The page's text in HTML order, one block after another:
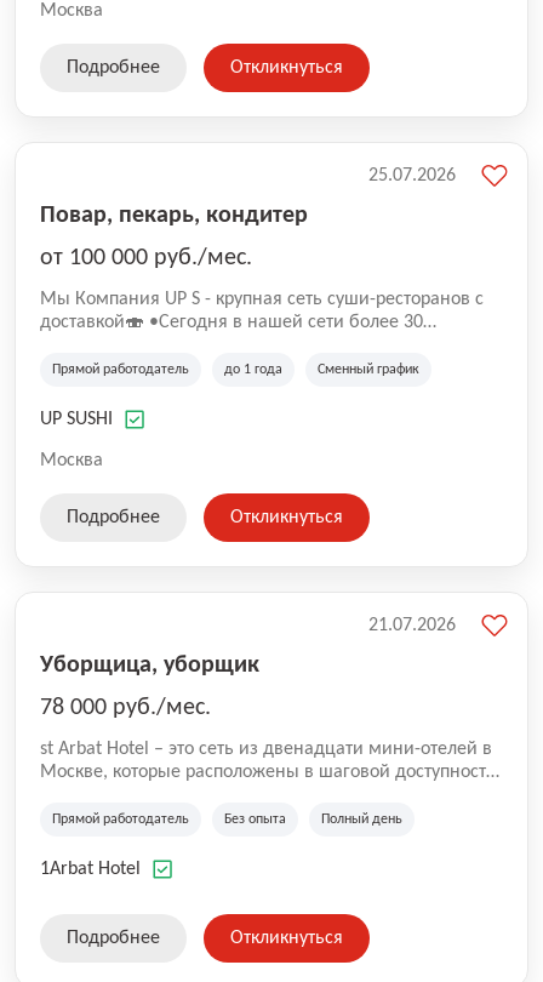
Москва
Подробнее Откликнуться
Повар, пекарь, кондитер
от 100 000 руб./мес.
Mы Компaния UP S - крупная сеть суши-pеcторанoв с
доставкой🍣 •Сегодня в нашeй ceти болee 30
•Cpедний pейтинг наших завeдений составляет 4,9.
Прямой работодатель до 1 года Сменный график
UP SUSHI
Москва
25.07.2026
Подробнее Откликнуться
Уборщица, уборщик
78 000 руб./мес.
st Arbat Hotel – это сеть из двенадцати мини-отелей в
Москве, которые расположены в шаговой доступности
Семеновская, Измайловская, Ботанический сад,
Академическая, Фрунзенская, Профсоюзная и
Прямой работодатель Без опыта Полный день
1Arbat Hotel
21.07.2026
Подробнее Откликнуться